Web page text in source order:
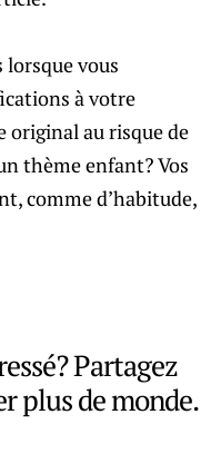
vous
à votre
original au risque de
thème enfant? Vos
comme d’habitude,
Partagez
plus de monde.